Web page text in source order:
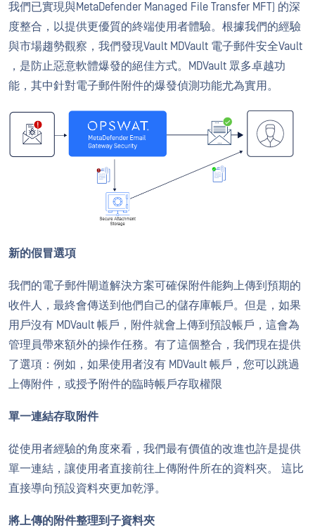
我們已實現與MetaDefender Managed File Transfer MFT) 的深
度整合，以提供更優質的終端使用者體驗。根據我們的經驗
與市場趨勢觀察，我們發現Vault MDVault 電子郵件安全Vault
，是防止惡意軟體爆發的絕佳方式。MDVault 眾多卓越功
能，其中針對電子郵件附件的爆發偵測功能尤為實用。
新的假冒選項
我們的電子郵件閘道解決方案可確保附件能夠上傳到預期的
收件人，最終會傳送到他們自己的儲存庫帳戶。但是，如果
用戶沒有 MDVault 帳戶，附件就會上傳到預設帳戶，這會為
管理員帶來額外的操作任務。有了這個整合，我們現在提供
了選項：例如，如果使用者沒有 MDVault 帳戶，您可以跳過
上傳附件，或授予附件的臨時帳戶存取權限
單一連結存取附件
從使用者經驗的角度來看，我們最有價值的改進也許是提供
單一連結，讓使用者直接前往上傳附件所在的資料夾。 這比
直接導向預設資料夾更加乾淨。
將上傳的附件整理到子資料夾